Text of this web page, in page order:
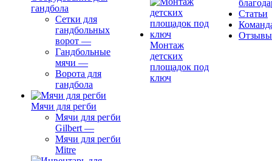
гандбола
Сетки для
гандбольных
ворот —
Гандбольные
мячи —
Ворота для
гандбола
Мячи для регби
Мячи для регби
Gilbert —
Мячи для регби
Mitre
Монтаж
детских
площадок под
ключ
Статьи
Отзывы